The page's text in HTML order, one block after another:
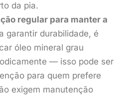
da pia.
regular para manter a
garantir durabilidade, é
óleo mineral grau
— isso pode ser
para quem prefere
exigem manutenção